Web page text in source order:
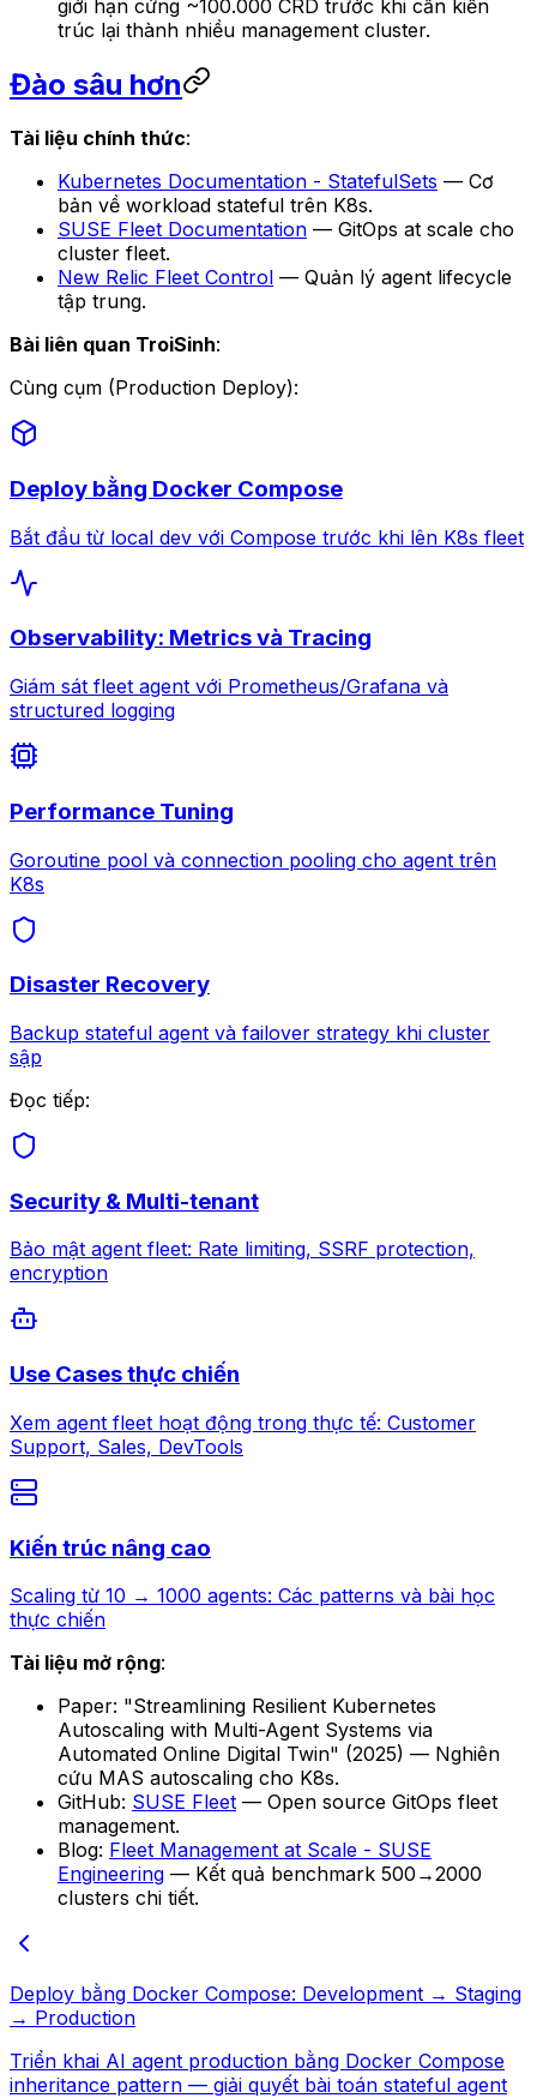
giới hạn cứng ~100.000 CRD trước khi cần kiến
trúc lại thành nhiều management cluster.
Đào sâu hơn
Tài liệu chính thức:
Kubernetes Documentation - StatefulSets — Cơ
bản về workload stateful trên K8s.
SUSE Fleet Documentation — GitOps at scale cho
cluster fleet.
New Relic Fleet Control — Quản lý agent lifecycle
tập trung.
Bài liên quan TroiSinh:
Cùng cụm (Production Deploy):
Deploy bằng Docker Compose
Bắt đầu từ local dev với Compose trước khi lên K8s fleet
Observability: Metrics và Tracing
Giám sát fleet agent với Prometheus/Grafana và
structured logging
Performance Tuning
Goroutine pool và connection pooling cho agent trên
K8s
Disaster Recovery
Backup stateful agent và failover strategy khi cluster
sập
Đọc tiếp:
Security & Multi-tenant
Bảo mật agent fleet: Rate limiting, SSRF protection,
encryption
Use Cases thực chiến
Xem agent fleet hoạt động trong thực tế: Customer
Support, Sales, DevTools
Kiến trúc nâng cao
Scaling từ 10 → 1000 agents: Các patterns và bài học
thực chiến
Tài liệu mở rộng:
Paper: "Streamlining Resilient Kubernetes
Autoscaling with Multi-Agent Systems via
Automated Online Digital Twin" (2025) — Nghiên
cứu MAS autoscaling cho K8s.
GitHub: SUSE Fleet — Open source GitOps fleet
management.
Blog: Fleet Management at Scale - SUSE
Engineering — Kết quả benchmark 500→2000
clusters chi tiết.
Deploy bằng Docker Compose: Development → Staging
→ Production
Triển khai AI agent production bằng Docker Compose
inheritance pattern — giải quyết bài toán stateful agent